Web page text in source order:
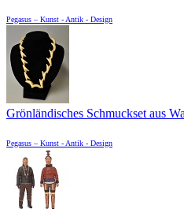
Pegasus – Kunst - Antik - Design
Grönländisches Schmuckset aus
Pegasus – Kunst - Antik - Design